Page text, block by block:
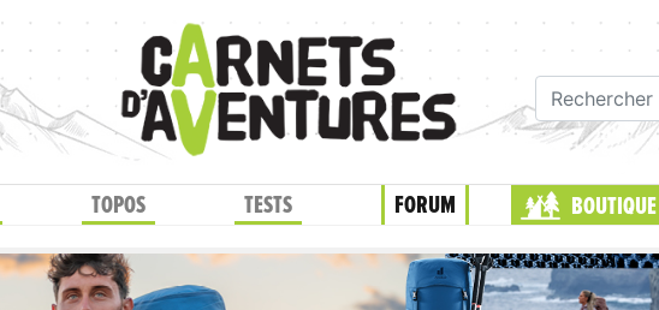
TOPOS TESTS FORUM BOUTIQUE